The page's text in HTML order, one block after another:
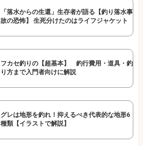
「落水からの生還」生存者が語る【釣り落水事
故の恐怖】 生死分けたのはライフジャケット
フカセ釣りの【超基本】 釣行費用・道具・釣
り方まで入門者向けに解説
グレは地形を釣れ！抑えるべき代表的な地形6
種類【イラストで解説】